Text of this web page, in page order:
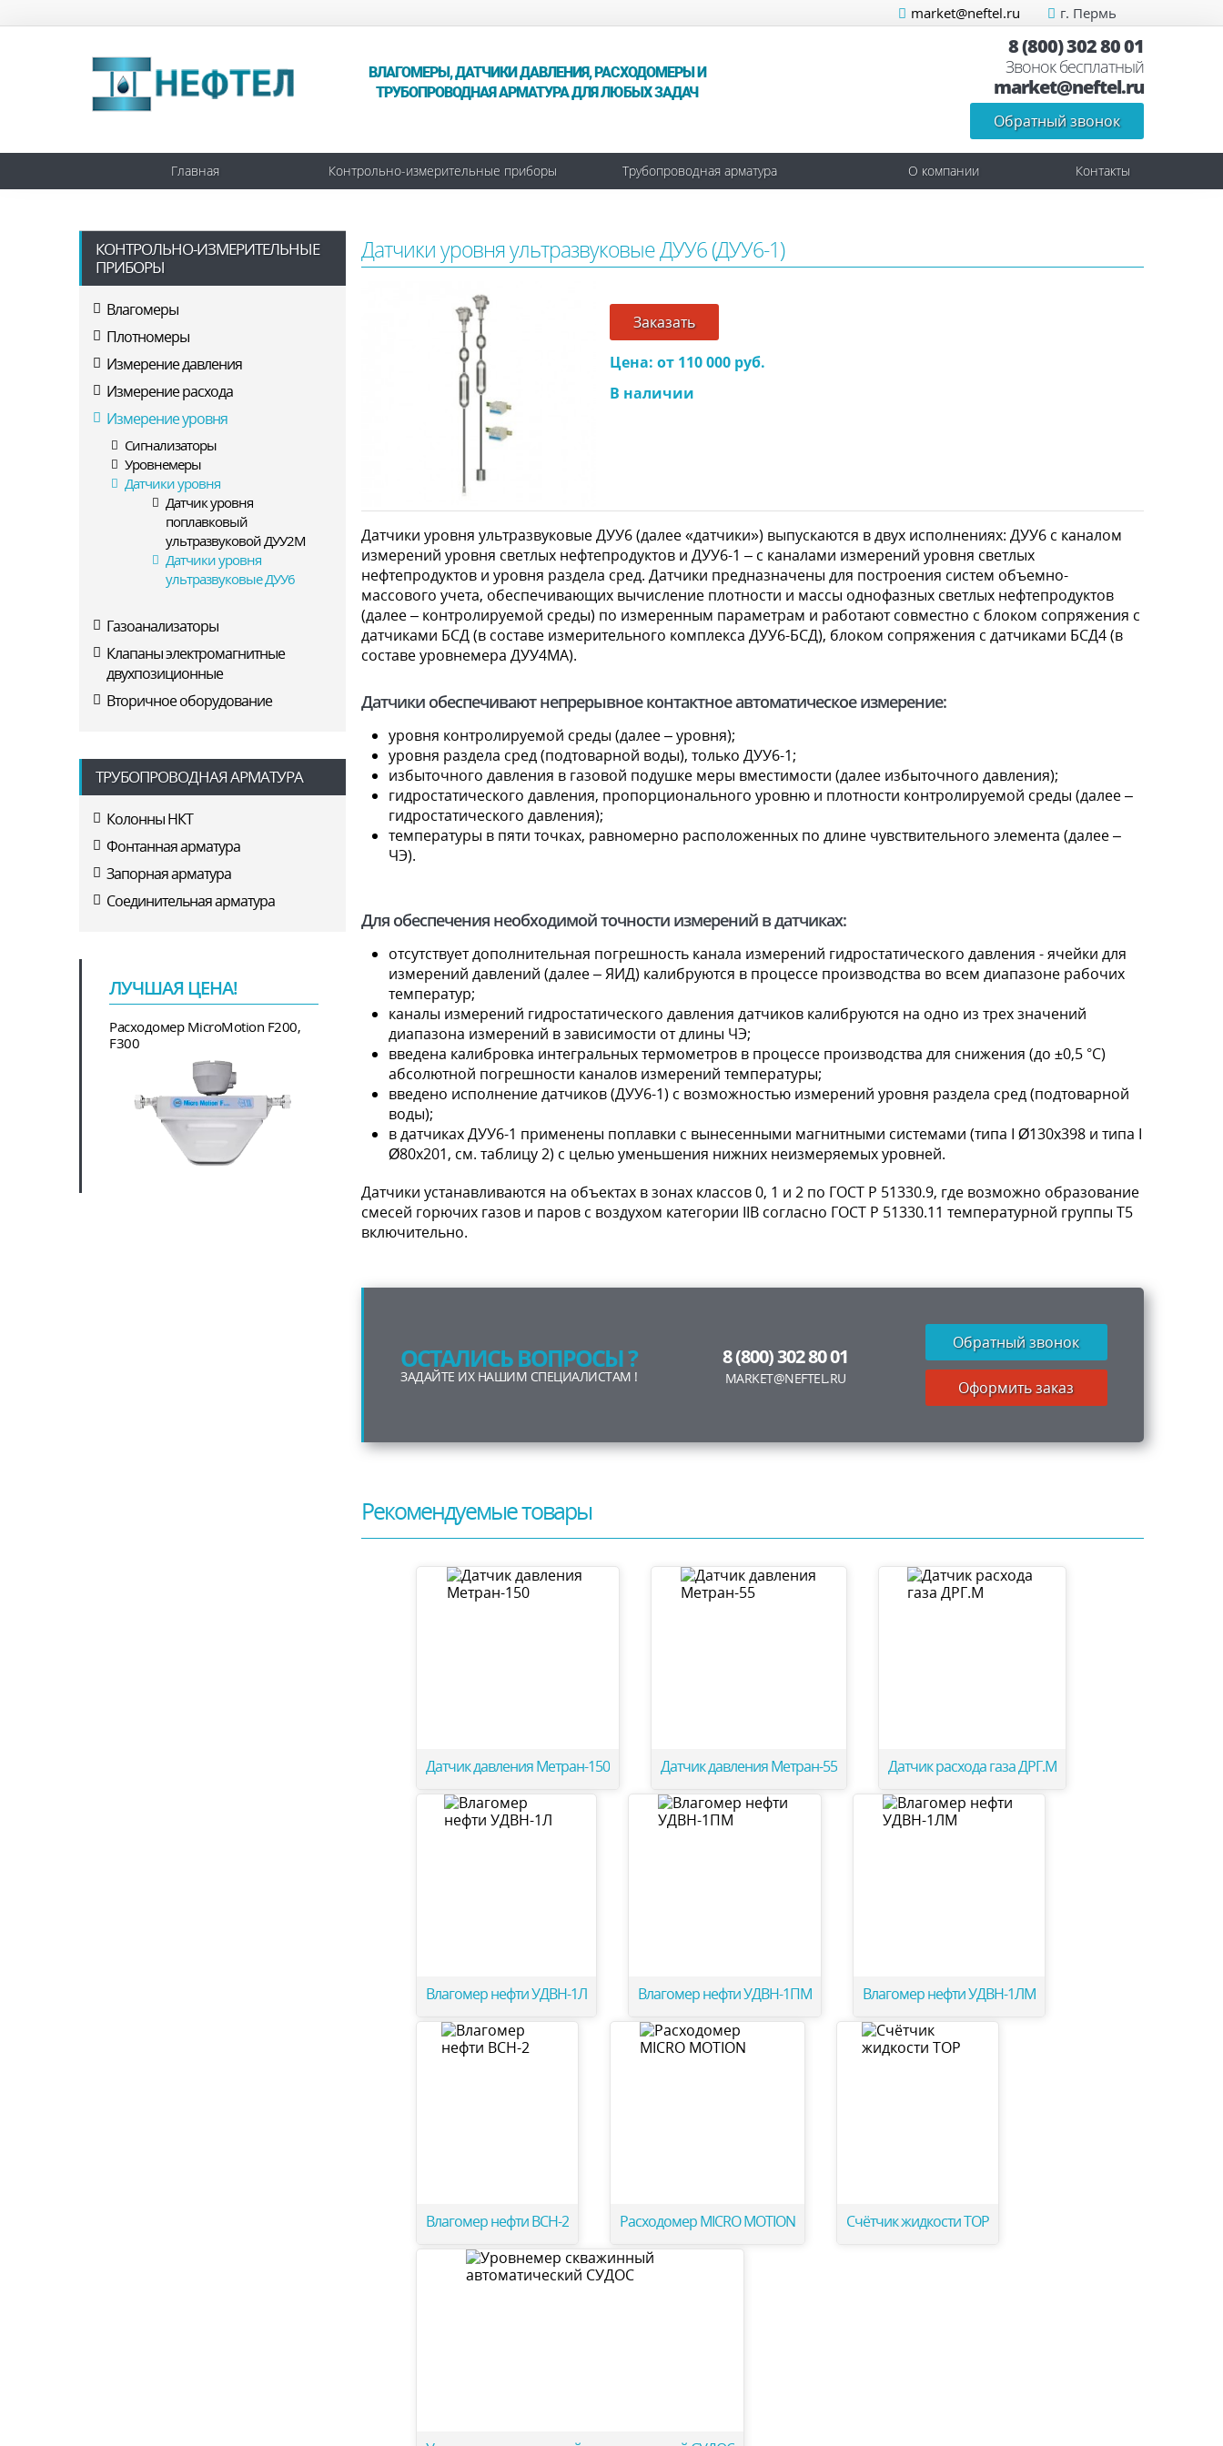
market@neftel.ru г. Пермь
ВЛАГОМЕРЫ, ДАТЧИКИ ДАВЛЕНИЯ, РАСХОДОМЕРЫ И
ТРУБОПРОВОДНАЯ АРМАТУРА ДЛЯ ЛЮБЫХ ЗАДАЧ
8 (800) 302 80 01
Звонок бесплатный
market@neftel.ru
Обратный звонок
Главная Контрольно-измерительные приборы Трубопроводная арматура О компании Контакты
КОНТРОЛЬНО-ИЗМЕРИТЕЛЬНЫЕ
ПРИБОРЫ
Влагомеры
Плотномеры
Измерение давления
Измерение расхода
Измерение уровня
Сигнализаторы
Уровнемеры
Датчики уровня
Датчик уровня
поплавковый
ультразвуковой ДУУ2М
Датчики уровня
ультразвуковые ДУУ6
Газоанализаторы
Клапаны электромагнитные
двухпозиционные
Вторичное оборудование
ТРУБОПРОВОДНАЯ АРМАТУРА
Колонны НКТ
Фонтанная арматура
Запорная арматура
Соединительная арматура
ЛУЧШАЯ ЦЕНА!
Расходомер MicroMotion F200,
F300
Датчики уровня ультразвуковые ДУУ6 (ДУУ6-1)
Заказать
Цена: от 110 000 руб.
В наличии
Датчики уровня ультразвуковые ДУУ6 (далее «датчики») выпускаются в двух исполнениях: ДУУ6 с каналом
измерений уровня светлых нефтепродуктов и ДУУ6-1 – с каналами измерений уровня светлых
нефтепродуктов и уровня раздела сред. Датчики предназначены для построения систем объемно-
массового учета, обеспечивающих вычисление плотности и массы однофазных светлых нефтепродуктов
(далее – контролируемой среды) по измеренным параметрам и работают совместно с блоком сопряжения с
датчиками БСД (в составе измерительного комплекса ДУУ6-БСД), блоком сопряжения с датчиками БСД4 (в
составе уровнемера ДУУ4МА).
Датчики обеспечивают непрерывное контактное автоматическое измерение:
уровня контролируемой среды (далее – уровня);
уровня раздела сред (подтоварной воды), только ДУУ6-1;
избыточного давления в газовой подушке меры вместимости (далее избыточного давления);
гидростатического давления, пропорционального уровню и плотности контролируемой среды (далее –
гидростатического давления);
температуры в пяти точках, равномерно расположенных по длине чувствительного элемента (далее –
ЧЭ).
Для обеспечения необходимой точности измерений в датчиках:
отсутствует дополнительная погрешность канала измерений гидростатического давления - ячейки для
измерений давлений (далее – ЯИД) калибруются в процессе производства во всем диапазоне рабочих
температур;
каналы измерений гидростатического давления датчиков калибруются на одно из трех значений
диапазона измерений в зависимости от длины ЧЭ;
введена калибровка интегральных термометров в процессе производства для снижения (до ±0,5 °C)
абсолютной погрешности каналов измерений температуры;
введено исполнение датчиков (ДУУ6-1) с возможностью измерений уровня раздела сред (подтоварной
воды);
в датчиках ДУУ6-1 применены поплавки с вынесенными магнитными системами (типа I Ø130х398 и типа I
Ø80х201, см. таблицу 2) c целью уменьшения нижних неизмеряемых уровней.
Датчики устанавливаются на объектах в зонах классов 0, 1 и 2 по ГОСТ Р 51330.9, где возможно образование
смесей горючих газов и паров с воздухом категории IIB согласно ГОСТ Р 51330.11 температурной группы T5
включительно.
ОСТАЛИСЬ ВОПРОСЫ ?
ЗАДАЙТЕ ИХ НАШИМ СПЕЦИАЛИСТАМ !
8 (800) 302 80 01
MARKET@NEFTEL.RU
Обратный звонок
Оформить заказ
Рекомендуемые товары
Датчик давления Метран-150 Датчик давления Метран-55 Датчик расхода газа ДРГ.М
Влагомер нефти УДВН-1Л Влагомер нефти УДВН-1ПМ Влагомер нефти УДВН-1ЛМ
Влагомер нефти ВСН-2 Расходомер MICRO MOTION Счётчик жидкости ТОР